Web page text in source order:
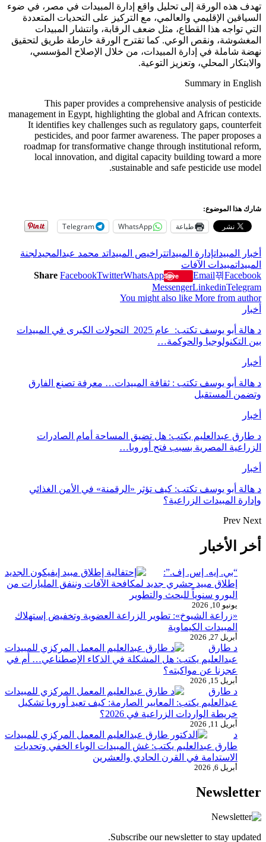
تهدف هذه الورقة إلى تحليل واقع إدارة المبيدات في مصر، في ضوء
السياقين الإقليمي والعالمي، مع التركيز على التحديات المتعددة
التي تواجه هذا القطاع، مثل ضعف الرقابة، وانتشار المبيدات
المغشوشة، ونقص الوعي. كما تقترح الورقة خارطة طريق لتحقيق
نهضة شاملة في إدارة المبيدات، من خلال الإصلاح المؤسسي،
والابتكار المحلي، وتعزيز التوعية.
Summary in English
This paper provides a comprehensive analysis of pesticide
management in Egypt, highlighting the global and African contexts.
It identifies key challenges such as regulatory gaps, counterfeit
pesticides, and poor farmer awareness. The paper proposes a
roadmap for transformative change through institutional reform,
local innovation, and digital capacity building toward a more
sustainable and safe pesticide use model.
شارك هذا الموضوع:
طباعة WhatsApp
Telegram
أخبار المبيداتإدارة المبيداتتراخيص المبيداتد محمد عبدالمجيدلجنة
المبيداتمبيدات الآفات
Share FacebookTwitterWhatsAppSave Email
Facebook
MessengerLinkedinTelegram
You might also like More from author
أخبار
د هالة أبو يوسف تكتب: عام 2025 التحولات الكبرى في المبيدات
بين التكنولوجيا والحوكمة…
أخبار
د هالة أبو يوسف تكتب : ثقافة المبيدات… معرفة تصنع الفارق
وتضمن المستقبل
أخبار
د طارق عبدالعليم يكتب: هل تضيق المساحة أمام الصادرات
الزراعية المصرية بسبب فتح أوروبا…
أخبار
د هالة أبو يوسف تكتب: كيف تؤثر «الرقمنة» في الأمن الغذائي
وإدارة المبيدات الزراعية؟
Prev Next
أخر الأخبار
“بي. إيه. إس. إف.”:
إطلاق مبيد حشري جديد لمكافحة الآفات وننفق المليارات من
اليورو سنوياً للبحث والتطوير
يونيو 10, 2026
«زراعة الشيوخ»: تطوير الزراعة العضوية وتخفيض إستهلاك
المبيدات الكيماوية
أبريل 27, 2026
د طارق
عبدالعليم يكتب: هل المشكلة في الذكاء الإصطناعي… أم في
عجزنا عن مواكبته؟
أبريل 15, 2026
د طارق
عبدالعليم يكتب: المعايير الصارمة: كيف تعيد أوروبا تشكيل
خريطة الواردات الزراعية في 2026؟
أبريل 11, 2026
د
طارق عبدالعليم يكتب: غش المبيدات الوباء الخفي وتحديات
الاستدامة في القرن الحادي والعشرين
أبريل 6, 2026
Newsletter
Subscribe our newsletter to stay updated.